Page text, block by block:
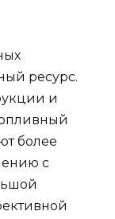
ресурс.
и
более
с